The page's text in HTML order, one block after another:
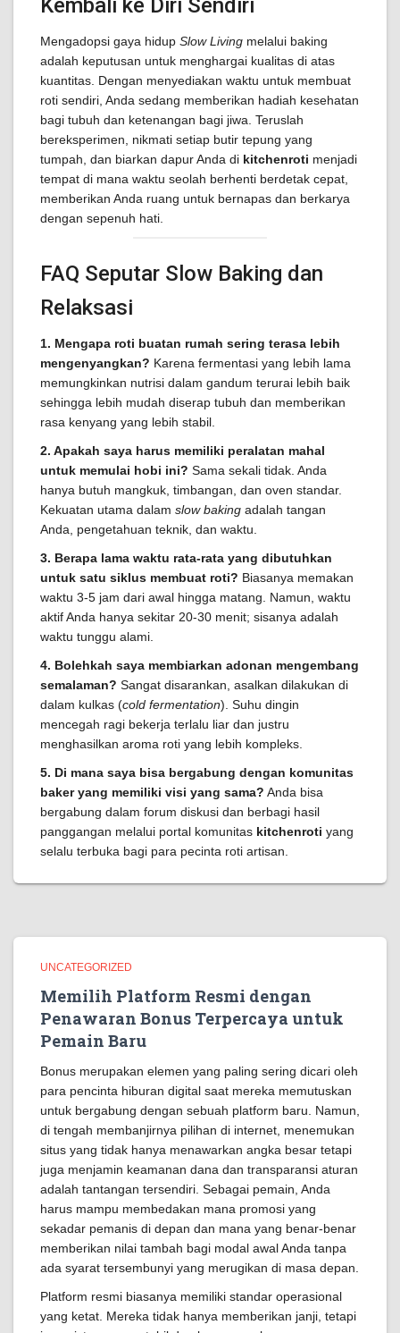
Kembali ke Diri Sendiri
Mengadopsi gaya hidup Slow Living melalui baking
adalah keputusan untuk menghargai kualitas di atas
kuantitas. Dengan menyediakan waktu untuk membuat
roti sendiri, Anda sedang memberikan hadiah kesehatan
bagi tubuh dan ketenangan bagi jiwa. Teruslah
bereksperimen, nikmati setiap butir tepung yang
tumpah, dan biarkan dapur Anda di kitchenroti menjadi
tempat di mana waktu seolah berhenti berdetak cepat,
memberikan Anda ruang untuk bernapas dan berkarya
dengan sepenuh hati.
FAQ Seputar Slow Baking dan
Relaksasi
1. Mengapa roti buatan rumah sering terasa lebih
mengenyangkan? Karena fermentasi yang lebih lama
memungkinkan nutrisi dalam gandum terurai lebih baik
sehingga lebih mudah diserap tubuh dan memberikan
rasa kenyang yang lebih stabil.
2. Apakah saya harus memiliki peralatan mahal
untuk memulai hobi ini? Sama sekali tidak. Anda
hanya butuh mangkuk, timbangan, dan oven standar.
Kekuatan utama dalam slow baking adalah tangan
Anda, pengetahuan teknik, dan waktu.
3. Berapa lama waktu rata-rata yang dibutuhkan
untuk satu siklus membuat roti? Biasanya memakan
waktu 3-5 jam dari awal hingga matang. Namun, waktu
aktif Anda hanya sekitar 20-30 menit; sisanya adalah
waktu tunggu alami.
4. Bolehkah saya membiarkan adonan mengembang
semalaman? Sangat disarankan, asalkan dilakukan di
dalam kulkas (cold fermentation). Suhu dingin
mencegah ragi bekerja terlalu liar dan justru
menghasilkan aroma roti yang lebih kompleks.
5. Di mana saya bisa bergabung dengan komunitas
baker yang memiliki visi yang sama? Anda bisa
bergabung dalam forum diskusi dan berbagi hasil
panggangan melalui portal komunitas kitchenroti yang
selalu terbuka bagi para pecinta roti artisan.
UNCATEGORIZED
Memilih Platform Resmi dengan
Penawaran Bonus Terpercaya untuk
Pemain Baru
Bonus merupakan elemen yang paling sering dicari oleh
para pencinta hiburan digital saat mereka memutuskan
untuk bergabung dengan sebuah platform baru. Namun,
di tengah membanjirnya pilihan di internet, menemukan
situs yang tidak hanya menawarkan angka besar tetapi
juga menjamin keamanan dana dan transparansi aturan
adalah tantangan tersendiri. Sebagai pemain, Anda
harus mampu membedakan mana promosi yang
sekadar pemanis di depan dan mana yang benar-benar
memberikan nilai tambah bagi modal awal Anda tanpa
ada syarat tersembunyi yang merugikan di masa depan.
Platform resmi biasanya memiliki standar operasional
yang ketat. Mereka tidak hanya memberikan janji, tetapi